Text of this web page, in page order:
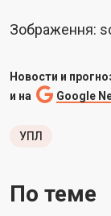
Зображення:
Новости и
и на
Google
УПЛ
По теме